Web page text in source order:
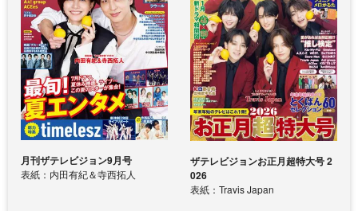
月刊ザテレビジョン9月号
表紙：内田有紀＆寺西拓人
ザテレビジョンお正月超特大号 2
026
表紙：Travis Japan